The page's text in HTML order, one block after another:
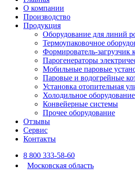
О компании
Производство
Продукция
Оборудование для линий
Термоупаковочное
Формирователь-загрузчик
Парогенераторы
Мобильные паровые
Паровые и водогрейные
Установка отопительная
Холодильное оборудование
Конвейерные системы
Прочее оборудование
Отзывы
Сервис
Контакты
8 800 333-58-60
Московская область